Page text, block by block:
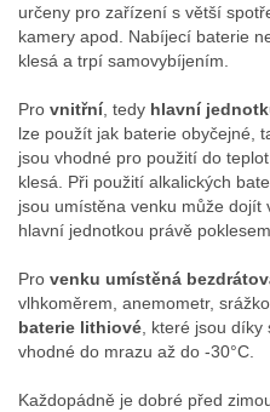
určeny pro zařízení s větší
kamery apod. Nabíjecí baterie
klesá a trpí samovybíjením.
Pro vnitřní, tedy hlavní
lze použít jak baterie obyčejné,
jsou vhodné pro použití do
klesá. Při použití alkalických
jsou umístěna venku může
hlavní jednotkou právě
Pro venku umístěná
vlhkoměrem, anemometr,
baterie lithiové , které jsou
vhodné do mrazu až do -30°C.
Každopádně je dobré před